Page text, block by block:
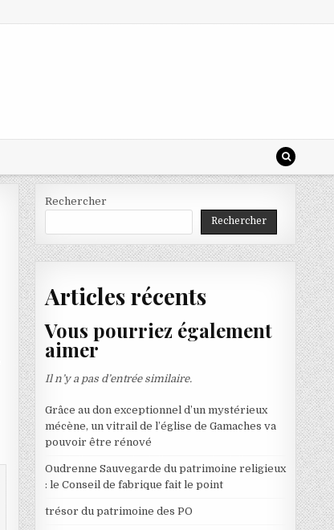
Rechercher
Rechercher
Articles récents
Vous pourriez également
aimer
Il n’y a pas d’entrée similaire.
Grâce au don exceptionnel d’un mystérieux
mécène, un vitrail de l’église de Gamaches va
pouvoir être rénové
Oudrenne Sauvegarde du patrimoine religieux
: le Conseil de fabrique fait le point
trésor du patrimoine des PO